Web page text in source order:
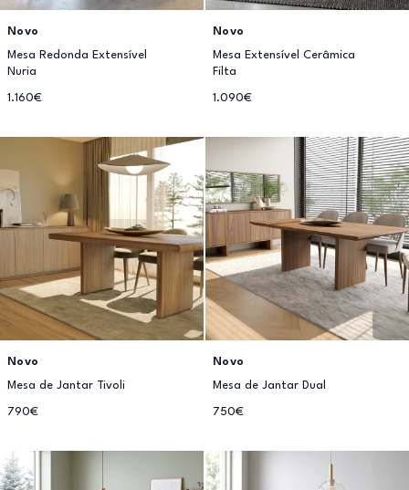
Novo
Mesa Redonda Extensível
Nuria
1.160€
Novo
Mesa Extensível Cerâmica
Filta
1.090€
Novo
Mesa de Jantar Tivoli
790€
Novo
Mesa de Jantar Dual
750€